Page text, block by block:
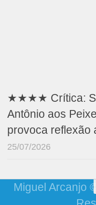
★★★★ Crítica:
Antônio aos
provoca reflexão
25/07/2026
Miguel Arcanjo